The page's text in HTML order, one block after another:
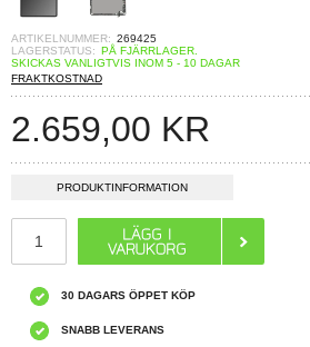
ARTIKELNUMMER: 269425
LAGERSTATUS: PÅ FJÄRRLAGER.
SKICKAS VANLIGTVIS INOM 5 - 10 DAGAR
FRAKTKOSTNAD
2.659,00 KR
PRODUKTINFORMATION
30 DAGARS ÖPPET KÖP
SNABB LEVERANS